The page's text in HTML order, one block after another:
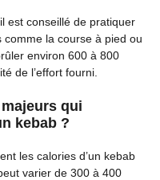
est conseillé de pratiquer
comme la course à pied ou
environ 600 à 800
de l’effort fourni.
qui
kebab ?
les calories d’un kebab
varier de 300 à 400